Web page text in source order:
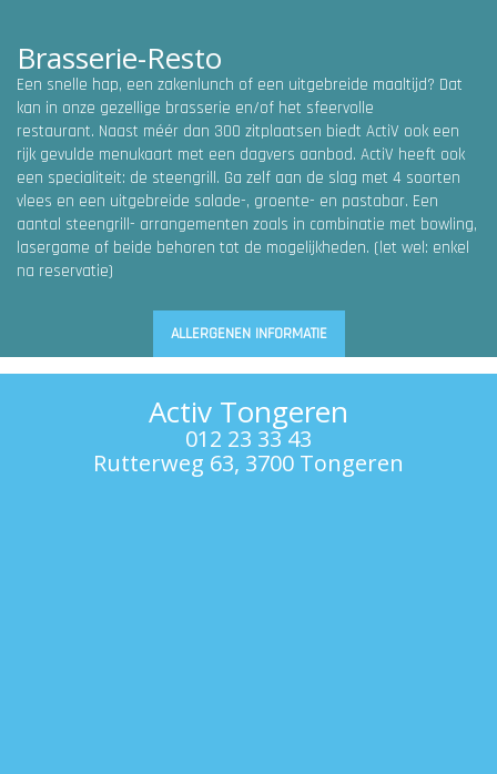
Brasserie-Resto
Een snelle hap, een zakenlunch of een uitgebreide maaltijd? Dat
kan in onze gezellige brasserie en/of het sfeervolle
restaurant. Naast méér dan 300 zitplaatsen biedt ActiV ook een
rijk gevulde menukaart met een dagvers aanbod. ActiV heeft ook
een specialiteit: de steengrill. Ga zelf aan de slag met 4 soorten
vlees en een uitgebreide salade-, groente- en pastabar. Een
aantal steengrill- arrangementen zoals in combinatie met bowling,
lasergame of beide behoren tot de mogelijkheden. (let wel: enkel
na reservatie)
ALLERGENEN INFORMATIE
Activ Tongeren
012 23 33 43
Rutterweg 63, 3700 Tongeren